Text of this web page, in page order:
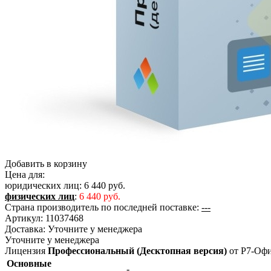
Добавить в корзину
Цена для:
юридических лиц: 6 440 руб.
физических лиц: 6 440 руб.
Страна производитель по последней поставке: ---
Артикул: 11037468
Доставка: Уточните у менеджера
Уточните у менеджера
Лицензия Профессиональный (Десктопная версия) от Р7-
Основные
-